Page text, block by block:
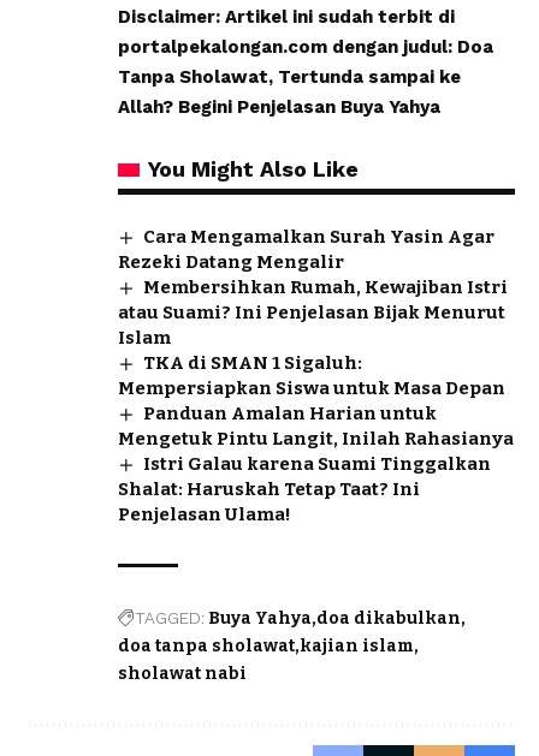
Disclaimer: Artikel ini sudah terbit di
portalpekalongan.com dengan judul: Doa
Tanpa Sholawat, Tertunda sampai ke
Allah? Begini Penjelasan Buya Yahya
You Might Also Like
Cara Mengamalkan Surah Yasin Agar
Rezeki Datang Mengalir
Membersihkan Rumah, Kewajiban Istri
atau Suami? Ini Penjelasan Bijak Menurut
Islam
TKA di SMAN 1 Sigaluh:
Mempersiapkan Siswa untuk Masa Depan
Panduan Amalan Harian untuk
Mengetuk Pintu Langit, Inilah Rahasianya
Istri Galau karena Suami Tinggalkan
Shalat: Haruskah Tetap Taat? Ini
Penjelasan Ulama!
TAGGED: Buya Yahya doa dikabulkan
doa tanpa sholawat kajian islam
sholawat nabi